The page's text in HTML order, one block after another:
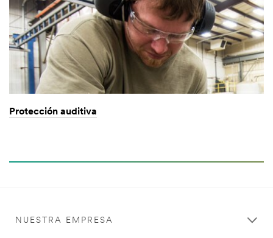
Protección auditiva
NUESTRA EMPRESA